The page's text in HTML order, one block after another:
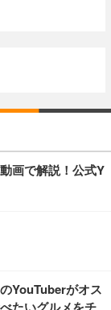
画で解説！公式Y
YouTuberがオス